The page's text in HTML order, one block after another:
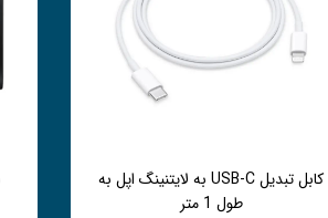
کابل تبدیل USB-C به لایتنینگ اپل به
طول 1 متر